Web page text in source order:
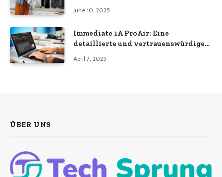
June 10, 2025
Immediate 1A ProAir: Eine
detaillierte und vertrauenswürdige
April 7, 2025
ÜBER UNS